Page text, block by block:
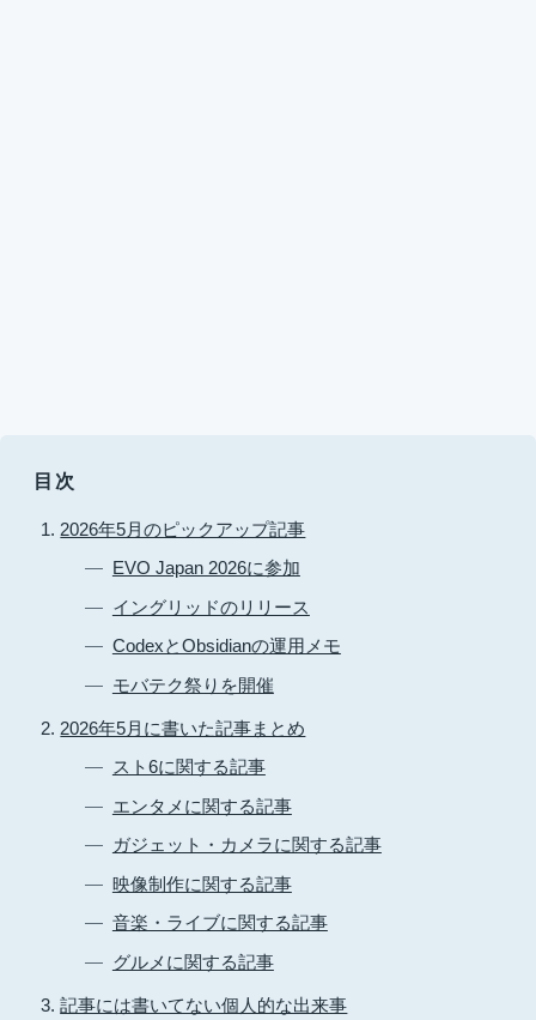
目次
2026年5月のピックアップ記事
EVO Japan 2026に参加
イングリッドのリリース
CodexとObsidianの運用メモ
モバテク祭りを開催
2026年5月に書いた記事まとめ
スト6に関する記事
エンタメに関する記事
ガジェット・カメラに関する記事
映像制作に関する記事
音楽・ライブに関する記事
グルメに関する記事
記事には書いてない個人的な出来事